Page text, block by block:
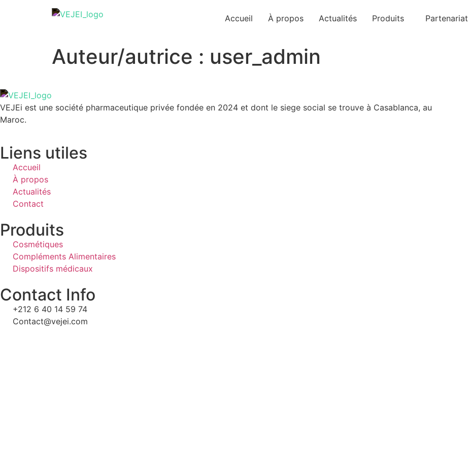
Accueil À propos Actualités Produits Partenariat
Auteur/autrice : user_admin
VEJEi est une société pharmaceutique privée fondée en 2024 et dont le siege social se trouve à Casablanca, au
Maroc.
Liens utiles
Accueil
À propos
Actualités
Contact
Produits
Cosmétiques
Compléments Alimentaires
Dispositifs médicaux
Contact Info
+212 6 40 14 59 74
Contact@vejei.com